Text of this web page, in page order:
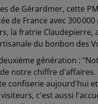
de Gérardmer, cette
de France avec 300
la fratrie
du bonbon des
génération :
notre chiffre d'affaires.
confiserie aujourd'hui
c'est aussi